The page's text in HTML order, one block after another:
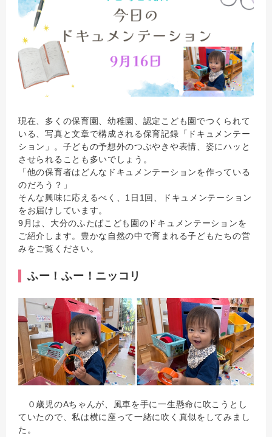
現在、多くの保育園、幼稚園、認定こども園でつくられて
いる、写真と文章で構成される保育記録「ドキュメンテー
ション」。子どもの予想外のつぶやきや表情、姿にハッと
させられることも多いでしょう。
「他の保育者はどんなドキュメンテーションを作っている
のだろう？」
そんな興味に応えるべく、1日1回、ドキュメンテーション
をお届けしています。
9月は、大分のふたばこども園のドキュメンテーションを
ご紹介します。豊かな自然の中で育まれる子どもたちの営
みをご覧ください。
ふー！ふー！ニッコリ
０歳児のAちゃんが、風車を手に一生懸命に吹こうとし
ていたので、私は横に座って一緒に吹く真似をしてみまし
た。